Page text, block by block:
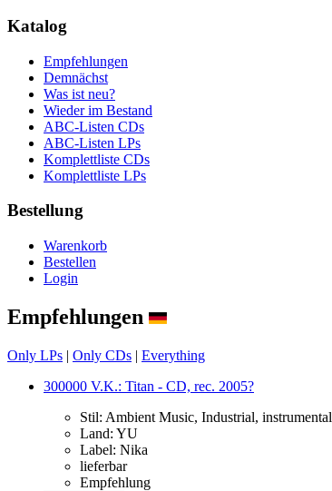
Katalog
Empfehlungen
Demnächst
Was ist neu?
Wieder im Bestand
ABC-Listen CDs
ABC-Listen LPs
Komplettliste CDs
Komplettliste LPs
Bestellung
Warenkorb
Bestellen
Login
Empfehlungen
Only LPs | Only CDs | Everything
300000 V.K.: Titan - CD, rec. 2005?
Stil: Ambient Music, Industrial, instrumental
Land: YU
Label: Nika
lieferbar
Empfehlung